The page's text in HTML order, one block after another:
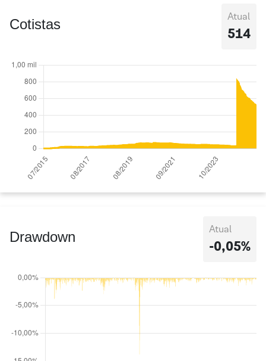
Cotistas Atual
514
Drawdown Atual
-0,05%